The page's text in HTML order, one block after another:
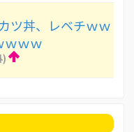
ツ丼、レベチｗｗ
ｗｗｗ
)